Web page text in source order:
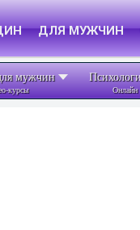
ДЛЯ МУЖЧИН
мужчин
курсы Онлайн